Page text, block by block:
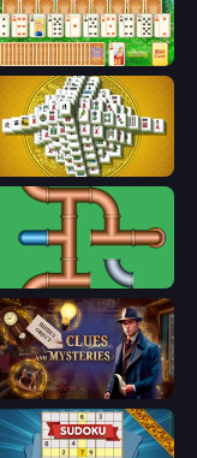
Magic Towers Solitaire
Mahjong Tower
Plumber Pipe Out
Hidden Object: Clues and Mysteries